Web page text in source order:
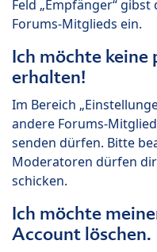
Feld „Empfänger“
Forums-Mitglieds ein.
Ich möchte
erhalten!
Im Bereich
andere Forums-
senden dürfen. Bitte
Moderatoren dürfen
schicken.
Ich möchte
Account löschen.